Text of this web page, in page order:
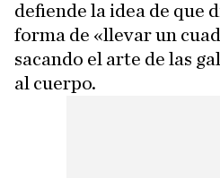
defiende la idea de que
forma de «llevar un
sacando el arte de las
al cuerpo.